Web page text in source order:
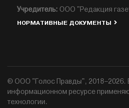
Учредитель: ООО "Редакция
НОРМАТИВНЫЕ ДОКУМЕНТЫ
© ООО "Голос Правды", 2018–2026.
информационном ресурсе
технологии.